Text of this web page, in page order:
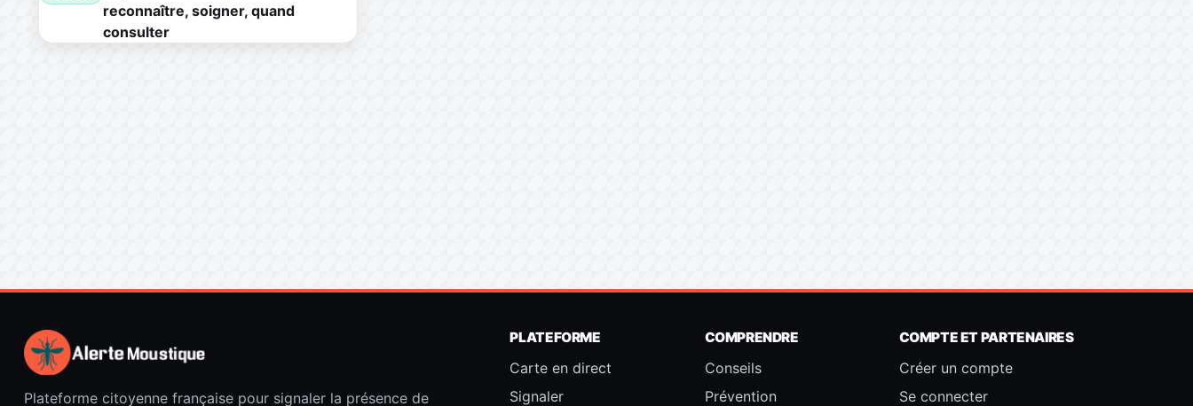
reconnaître, soigner, quand
consulter
Plateforme citoyenne française pour signaler la présence de
PLATEFORME
Carte en direct
Signaler
COMPRENDRE
Conseils
Prévention
COMPTE ET PARTENAIRES
Créer un compte
Se connecter